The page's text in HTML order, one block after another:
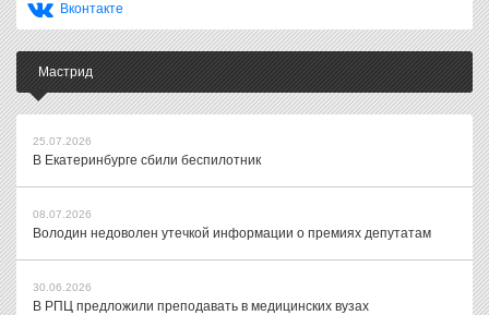
Вконтакте
Мастрид
25.07.2026
В Екатеринбурге сбили беспилотник
08.07.2026
Володин недоволен утечкой информации о премиях депутатам
30.06.2026
В РПЦ предложили преподавать в медицинских вузах